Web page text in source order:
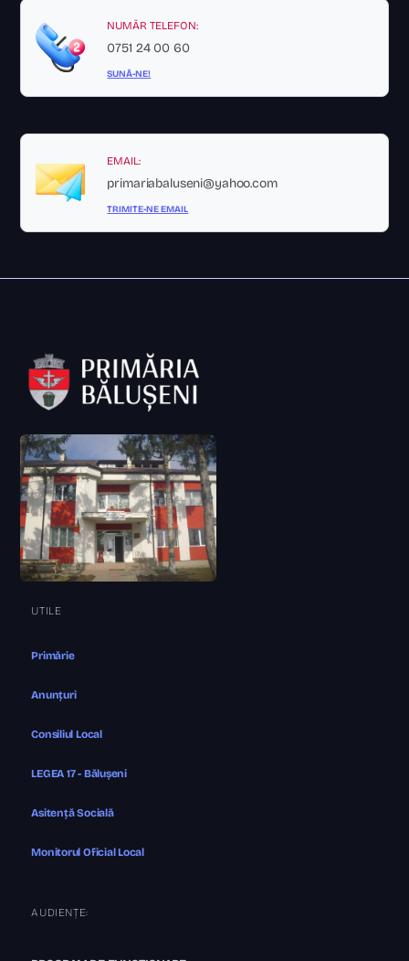
NUMĂR TELEFON:
0751 24 00 60
SUNĂ-NE!
EMAIL:
primariabaluseni@yahoo.com
TRIMITE-NE EMAIL
UTILE
Primărie
Anunțuri
Consiliul Local
LEGEA 17 - Bălușeni
Asitență Socială
Monitorul Oficial Local
AUDIENȚE: